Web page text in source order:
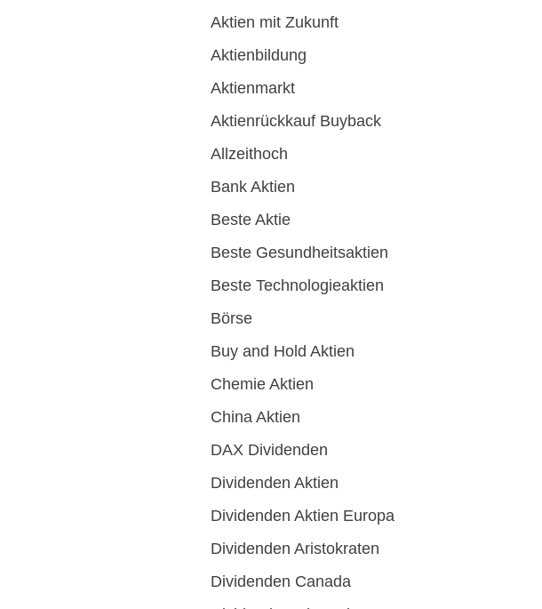
Aktien mit Zukunft
Aktienbildung
Aktienmarkt
Aktienrückkauf Buyback
Allzeithoch
Bank Aktien
Beste Aktie
Beste Gesundheitsaktien
Beste Technologieaktien
Börse
Buy and Hold Aktien
Chemie Aktien
China Aktien
DAX Dividenden
Dividenden Aktien
Dividenden Aktien Europa
Dividenden Aristokraten
Dividenden Canada